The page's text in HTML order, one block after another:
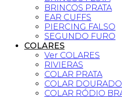
BRINCOS PRATA
EAR CUFFS
PIERCING FALSO
SEGUNDO FURO
COLARES
Ver COLARES
RIVIERAS
COLAR PRATA
COLAR DOURADO
COLAR RÓDIO